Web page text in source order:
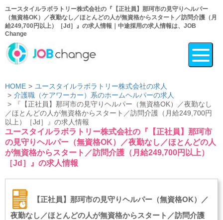
ユースタイルラボラトリー株式会社の『【正社員】那珂市の見守りヘルパー
（無資格OK）／夜勤なし／ほとんどの人が無資格からスタート／訪問介護（月
給249,700円以上）［Jd］』の求人情報｜中途採用の求人情報は、JOB
Change
HOME
ユースタイルラボラトリー株式会社の求人
介護職（ケアワーカー）系のホームヘルパーの求人
『【正社員】那珂市の見守りヘルパー（無資格OK）／夜勤なし
／ほとんどの人が無資格からスタート／訪問介護（月給249,700円
以上）［Jd］』の求人情報
ユースタイルラボラトリー株式会社の『【正社員】那珂市
の見守りヘルパー（無資格OK）／夜勤なし／ほとんどの人
が無資格からスタート／訪問介護（月給249,700円以上）
［Jd］』の求人情報
【正社員】那珂市の見守りヘルパー（無資格OK）／
夜勤なし／ほとんどの人が無資格からスタート／訪問介護